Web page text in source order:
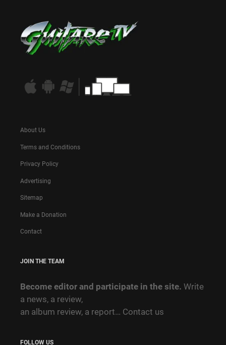
About Us
Terms and Conditions
Privacy Policy
Advertising
Sitemap
Make a Donation
Contact
JOIN THE TEAM
Become editor and participate in the site. Write
a news, a review,
an album review, a report… Contact us
FOLLOW US